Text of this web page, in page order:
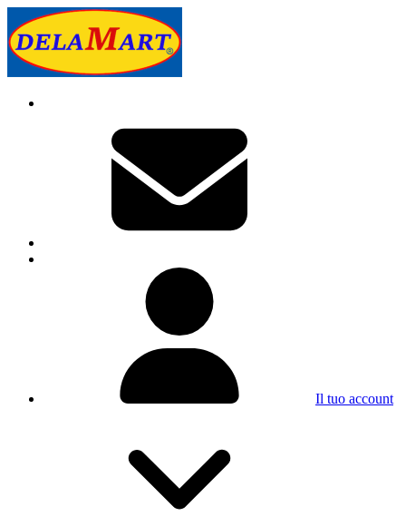
Il tuo account